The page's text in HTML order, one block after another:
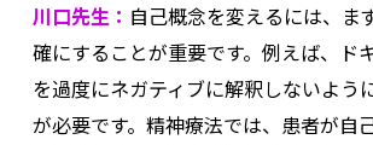
川口先生： 自己概念を変えるには、ま
確にすることが重要です。例えば、ド
を過度にネガティブに解釈しないよう
が必要です。精神療法では、患者が自